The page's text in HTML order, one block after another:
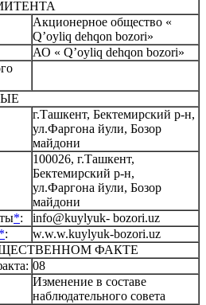
Акционерное общество «
Q’oyliq dehqon bozori»
АО « Q’oyliq dehqon bozori»
г.Ташкент, Бектемирский р-н,
ул.Фаргона йули, Бозор
майдони
100026, г.Ташкент,
Бектемирский р-н,
ул.Фаргона йули, Бозор
майдони
*:
info@kuylyuk- bozori.uz
*: w.w.w.kuylyuk-bozori.uz
ФАКТЕ
08
Изменение в составе
наблюдательного совета